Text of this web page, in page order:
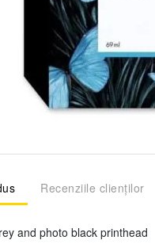
Recenziile clienților
and photo black printhead